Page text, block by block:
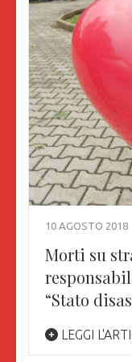
10 AGOSTO 2018
Morti su
“Stato
LEGGI